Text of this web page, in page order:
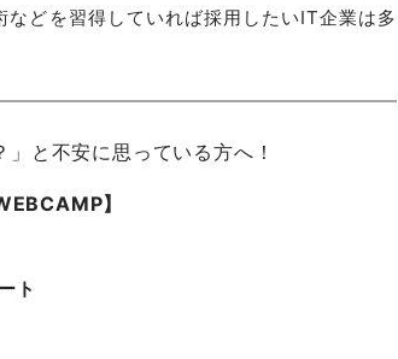
どを習得していれば採用したいIT企業は多
と不安に思っている方へ！
】
ト